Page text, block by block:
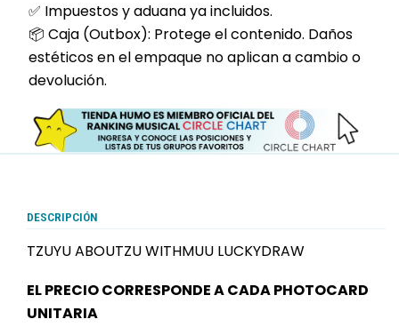
✅ Impuestos y aduana ya incluidos.
📦 Caja (Outbox): Protege el contenido. Daños
estéticos en el empaque no aplican a cambio o
devolución.
DESCRIPCIÓN
TZUYU ABOUTZU WITHMUU LUCKYDRAW
EL PRECIO CORRESPONDE A CADA PHOTOCARD
UNITARIA